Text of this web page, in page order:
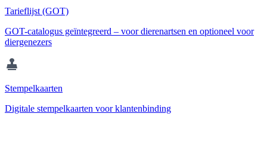
Tarieflijst (GOT)
GOT-catalogus geïntegreerd – voor dierenartsen en optioneel voor
diergenezers
Stempelkaarten
Digitale stempelkaarten voor klantenbinding